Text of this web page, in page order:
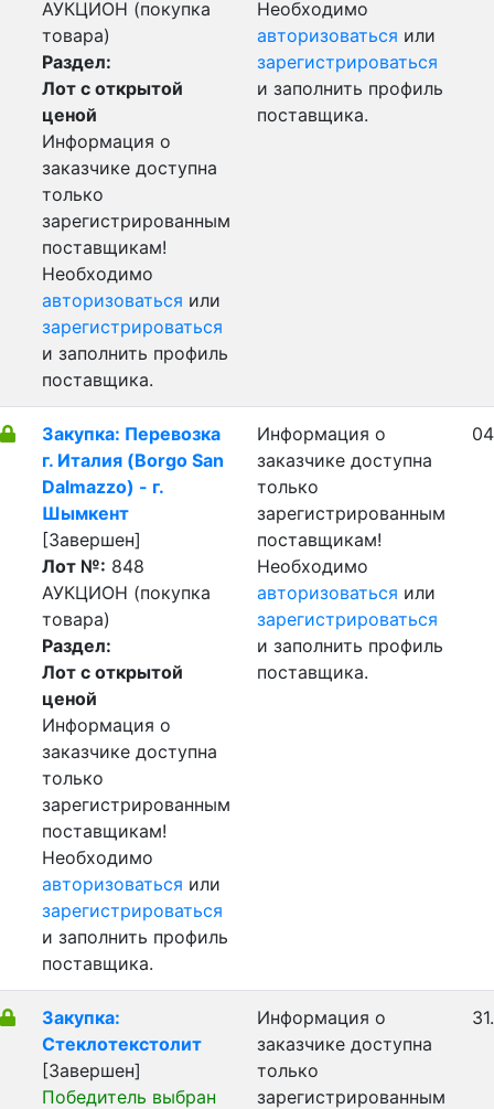
АУКЦИОН (покупка
товара)
Раздел:
Лот с открытой
ценой
Информация о
заказчике доступна
только
зарегистрированным
поставщикам!
Необходимо
авторизоваться или
зарегистрироваться
и заполнить профиль
поставщика.
Необходимо
авторизоваться или
зарегистрироваться
и заполнить профиль
поставщика.
Закупка: Перевозка
г. Италия (Borgo San
Dalmazzo) - г.
Шымкент
[Завершен]
Лот №: 848
АУКЦИОН (покупка
товара)
Раздел:
Лот с открытой
ценой
Информация о
заказчике доступна
только
зарегистрированным
поставщикам!
Необходимо
авторизоваться или
зарегистрироваться
и заполнить профиль
поставщика.
Информация о
заказчике доступна
только
зарегистрированным
поставщикам!
Необходимо
авторизоваться или
зарегистрироваться
и заполнить профиль
поставщика.
Закупка:
Стеклотекстолит
[Завершен]
Победитель выбран
Информация о
заказчике доступна
только
зарегистрированным